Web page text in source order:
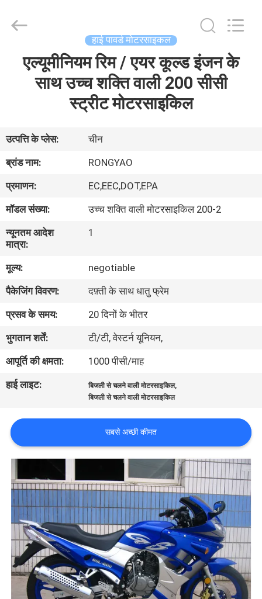
हमारे
बारे
में
कारखाना
भ्रमण
गुणवत्ता
नियंत्रण
संपर्क
करें
एक
की
विनती
करे
साइटमैप
गोपनीयता
नीति
Vehicle
Co.,Ltd.
हाई पावर्ड मोटरसाइकल
एल्यूमीनियम रिम / एयर कूल्ड इंजन के
साथ उच्च शक्ति वाली 200 सीसी
स्ट्रीट मोटरसाइकिल
उत्पत्ति के प्लेस:
चीन
ब्रांड नाम:
RONGYAO
प्रमाणन:
EC,EEC,DOT,EPA
मॉडल संख्या:
उच्च शक्ति वाली मोटरसाइकिल 200-2
न्यूनतम आदेश
मात्रा:
1
मूल्य:
negotiable
पैकेजिंग विवरण:
दफ़्ती के साथ धातु फ्रेम
प्रसव के समय:
20 दिनों के भीतर
भुगतान शर्तें:
टी/टी, वेस्टर्न यूनियन,
आपूर्ति की क्षमता:
1000 पीसी/माह
हाई लाइट:
बिजली से चलने वाली मोटरसाइकिल,
बिजली से चलने वाली मोटरसाइकिल
सबसे अच्छी कीमत